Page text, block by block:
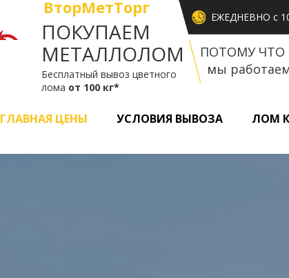
ВторМетТорг
ПОКУПАЕМ
МЕТАЛЛОЛОМ
Бесплатный вывоз цветного
лома от 100 кг*
ЕЖЕДНЕВНО с
ПОТОМУ ЧТО
мы
ГЛАВНАЯ ЦЕНЫ УСЛОВИЯ ВЫВОЗА ЛОМ